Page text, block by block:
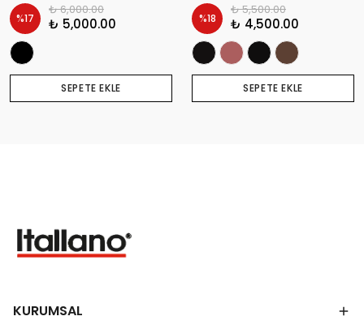
%17
₺ 6,000.00
₺ 5,000.00
SEPETE EKLE
%18
₺ 5,500.00
₺ 4,500.00
SEPETE EKLE
KURUMSAL